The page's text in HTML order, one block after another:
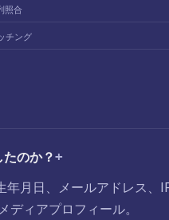
照合
チング
のか？
年月日、メールアドレス、
ディアプロフィール。